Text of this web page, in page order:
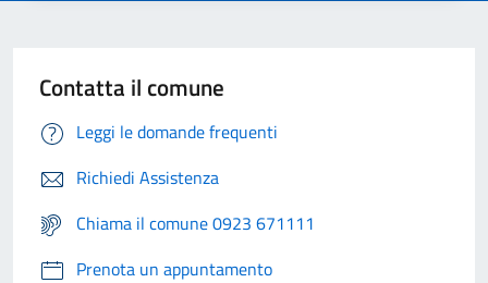
Contatta il comune
Leggi le domande frequenti
Richiedi Assistenza
Chiama il comune 0923 671111
Prenota un appuntamento